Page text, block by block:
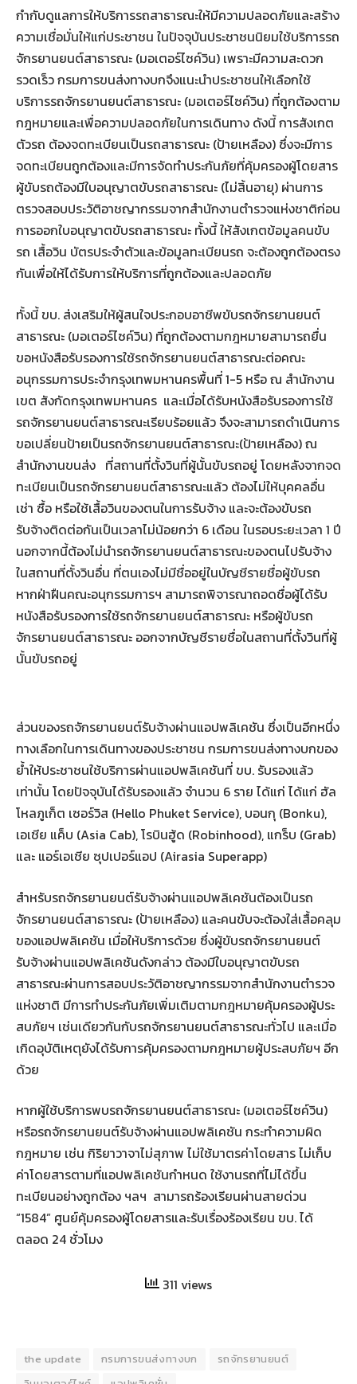
กำกับดูแลการให้บริการรถสาธารณะให้มีความปลอดภัยและสร้าง
ความเชื่อมั่นให้แก่ประชาชน ในปัจจุบันประชาชนนิยมใช้บริการรถ
จักรยานยนต์สาธารณะ (มอเตอร์ไซค์วิน) เพราะมีความสะดวก
รวดเร็ว กรมการขนส่งทางบกจึงแนะนำประชาชนให้เลือกใช้
บริการรถจักรยานยนต์สาธารณะ (มอเตอร์ไซค์วิน) ที่ถูกต้องตาม
กฎหมายและเพื่อความปลอดภัยในการเดินทาง ดังนี้ การสังเกต
ตัวรถ ต้องจดทะเบียนเป็นรถสาธารณะ (ป้ายเหลือง) ซึ่งจะมีการ
จดทะเบียนถูกต้องและมีการจัดทำประกันภัยที่คุ้มครองผู้โดยสาร
ผู้ขับรถต้องมีใบอนุญาตขับรถสาธารณะ (ไม่สิ้นอายุ) ผ่านการ
ตรวจสอบประวัติอาชญากรรมจากสำนักงานตำรวจแห่งชาติก่อน
การออกใบอนุญาตขับรถสาธารณะ ทั้งนี้ ให้สังเกตข้อมูลคนขับ
รถ เสื้อวิน บัตรประจำตัวและข้อมูลทะเบียนรถ จะต้องถูกต้องตรง
กันเพื่อให้ได้รับการให้บริการที่ถูกต้องและปลอดภัย
ทั้งนี้ ขบ. ส่งเสริมให้ผู้สนใจประกอบอาชีพขับรถจักรยานยนต์
สาธารณะ (มอเตอร์ไซค์วิน) ที่ถูกต้องตามกฎหมายสามารถยื่น
ขอหนังสือรับรองการใช้รถจักรยานยนต์สาธารณะต่อคณะ
อนุกรรมการประจำกรุงเทพมหานครพื้นที่ 1-5 หรือ ณ สำนักงาน
เขต สังกัดกรุงเทพมหานคร และเมื่อได้รับหนังสือรับรองการใช้
รถจักรยานยนต์สาธารณะเรียบร้อยแล้ว จึงจะสามารถดำเนินการ
ขอเปลี่ยนป้ายเป็นรถจักรยานยนต์สาธารณะ(ป้ายเหลือง) ณ
สำนักงานขนส่ง ที่สถานที่ตั้งวินที่ผู้นั้นขับรถอยู่ โดยหลังจากจด
ทะเบียนเป็นรถจักรยานยนต์สาธารณะแล้ว ต้องไม่ให้บุคคลอื่น
เช่า ซื้อ หรือใช้เสื้อวินของตนในการรับจ้าง และจะต้องขับรถ
รับจ้างติดต่อกันเป็นเวลาไม่น้อยกว่า 6 เดือน ในรอบระยะเวลา 1 ปี
นอกจากนี้ต้องไม่นำรถจักรยานยนต์สาธารณะของตนไปรับจ้าง
ในสถานที่ตั้งวินอื่น ที่ตนเองไม่มีชื่ออยู่ในบัญชีรายชื่อผู้ขับรถ
หากฝ่าฝืนคณะอนุกรรมการฯ สามารถพิจารณาถอดชื่อผู้ได้รับ
หนังสือรับรองการใช้รถจักรยานยนต์สาธารณะ หรือผู้ขับรถ
จักรยานยนต์สาธารณะ ออกจากบัญชีรายชื่อในสถานที่ตั้งวินที่ผู้
นั้นขับรถอยู่
ส่วนของรถจักรยานยนต์รับจ้างผ่านแอปพลิเคชัน ซึ่งเป็นอีกหนึ่ง
ทางเลือกในการเดินทางของประชาชน กรมการขนส่งทางบกของ
ย้ำให้ประชาชนใช้บริการผ่านแอปพลิเคชันที่ ขบ. รับรองแล้ว
เท่านั้น โดยปัจจุบันได้รับรองแล้ว จำนวน 6 ราย ได้แก่ ได้แก่ ฮัล
โหลภูเก็ต เซอร์วิส (Hello Phuket Service), บอนกุ (Bonku),
เอเชีย แค็บ (Asia Cab), โรบินฮู้ด (Robinhood), แกร็บ (Grab)
และ แอร์เอเชีย ซุปเปอร์แอป (Airasia Superapp)
สำหรับรถจักรยานยนต์รับจ้างผ่านแอปพลิเคชันต้องเป็นรถ
จักรยานยนต์สาธารณะ (ป้ายเหลือง) และคนขับจะต้องใส่เสื้อคลุม
ของแอปพลิเคชัน เมื่อให้บริการด้วย ซึ่งผู้ขับรถจักรยานยนต์
รับจ้างผ่านแอปพลิเคชันดังกล่าว ต้องมีใบอนุญาตขับรถ
สาธารณะผ่านการสอบประวัติอาชญากรรมจากสำนักงานตำรวจ
แห่งชาติ มีการทำประกันภัยเพิ่มเติมตามกฎหมายคุ้มครองผู้ประ
สบภัยฯ เช่นเดียวกันกับรถจักรยานยนต์สาธารณะทั่วไป และเมื่อ
เกิดอุบัติเหตุยังได้รับการคุ้มครองตามกฎหมายผู้ประสบภัยฯ อีก
ด้วย
หากผู้ใช้บริการพบรถจักรยานยนต์สาธารณะ (มอเตอร์ไซค์วิน)
หรือรถจักรยานยนต์รับจ้างผ่านแอปพลิเคชัน กระทำความผิด
กฎหมาย เช่น กิริยาวาจาไม่สุภาพ ไม่ใช้มาตรค่าโดยสาร ไม่เก็บ
ค่าโดยสารตามที่แอปพลิเคชันกำหนด ใช้งานรถที่ไม่ได้ขึ้น
ทะเบียนอย่างถูกต้อง ฯลฯ สามารถร้องเรียนผ่านสายด่วน
“1584” ศูนย์คุ้มครองผู้โดยสารและรับเรื่องร้องเรียน ขบ. ได้
ตลอด 24 ชั่วโมง
311 views
the update กรมการขนส่งทางบก
รถจักรยานยนต์